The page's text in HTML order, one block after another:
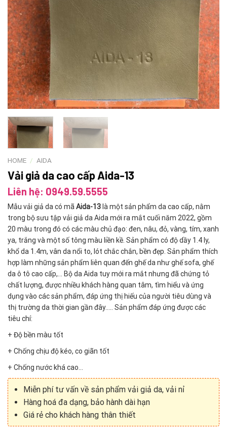
HOME / AIDA
Vải giả da cao cấp Aida-13
Liên hệ: 0949.59.5555
Mẫu vải giả da có mã Aida-13 là một sản phẩm da cao cấp, nằm
trong bộ sưu tập vải giả da Aida mới ra mắt cuối năm 2022, gồm
20 màu trong đó có các màu chủ đạo: đen, nâu, đỏ, vàng, tím, xanh
ya, trắng và một số tông màu liền kề. Sản phẩm có độ dầy 1.4 ly,
khổ da 1.4m, vân da nổi to, lót chắc chắn, bền đẹp. Sản phẩm thích
hợp làm những sản phẩm liên quan đến ghế da như ghế sofa, ghế
da ô tô cao cấp,… Bộ da Aida tuy mới ra mắt nhưng đã chứng tỏ
chất lượng, được nhiều khách hàng quan tâm, tìm hiểu và ứng
dụng vào các sản phẩm, đáp ứng thị hiếu của người tiêu dùng và
thị trường da thời gian gần đây….. Sản phẩm đáp ứng được các
tiêu chí:
+ Độ bền màu tốt
+ Chống chịu độ kéo, co giãn tốt
+ Chống nước khá cao…
Miễn phí tư vấn về sản phẩm vải giả da, vải nỉ
Hàng hoá đa dạng, bảo hành dài hạn
Giá rẻ cho khách hàng thân thiết